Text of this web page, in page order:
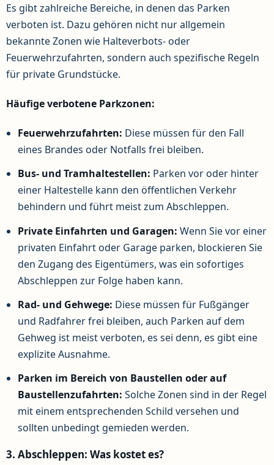
Es gibt zahlreiche Bereiche, in denen das Parken
verboten ist. Dazu gehören nicht nur allgemein
bekannte Zonen wie Halteverbots- oder
Feuerwehrzufahrten, sondern auch spezifische Regeln
für private Grundstücke.
Häufige verbotene Parkzonen:
Feuerwehrzufahrten: Diese müssen für den Fall
eines Brandes oder Notfalls frei bleiben.
Bus- und Tramhaltestellen: Parken vor oder hinter
einer Haltestelle kann den öffentlichen Verkehr
behindern und führt meist zum Abschleppen.
Private Einfahrten und Garagen: Wenn Sie vor einer
privaten Einfahrt oder Garage parken, blockieren Sie
den Zugang des Eigentümers, was ein sofortiges
Abschleppen zur Folge haben kann.
Rad- und Gehwege: Diese müssen für Fußgänger
und Radfahrer frei bleiben, auch Parken auf dem
Gehweg ist meist verboten, es sei denn, es gibt eine
explizite Ausnahme.
Parken im Bereich von Baustellen oder auf
Baustellenzufahrten: Solche Zonen sind in der Regel
mit einem entsprechenden Schild versehen und
sollten unbedingt gemieden werden.
3. Abschleppen: Was kostet es?